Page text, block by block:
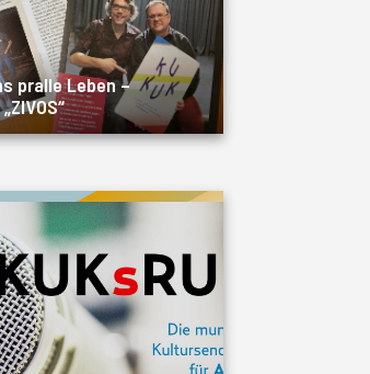
pralle Leben –